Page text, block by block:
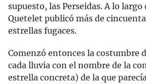
supuesto, las Perseidas. A lo largo
Quetelet publicó más de
estrellas fugaces.
Comenzó entonces la costumbre
cada lluvia con el nombre de la
estrella concreta) de la que